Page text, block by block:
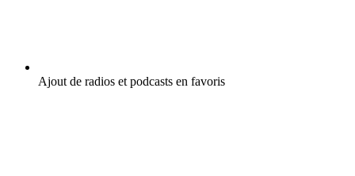
Ajout de radios et podcasts en favoris